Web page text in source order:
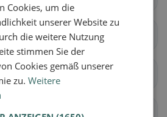
Sant'Antonino
Blenio
Airolo
Cookies, um die
unserer Website zu
die weitere Nutzung
stimmen Sie der
Cookies gemäß unserer
zu.Weitere